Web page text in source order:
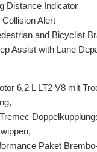
Distance Indicator
Alert
and Bicyclist
Assist with Lane
6,2 L LT2 V8 mit
Paket